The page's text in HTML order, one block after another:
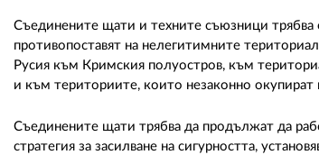
Съединените щати и техните съюзници трябва
противопоставят на нелегитимните
Русия към Кримския полуостров, към
и към териториите, които незаконно окупират
Съединените щати трябва да продължат да
стратегия за засилване на сигурността,